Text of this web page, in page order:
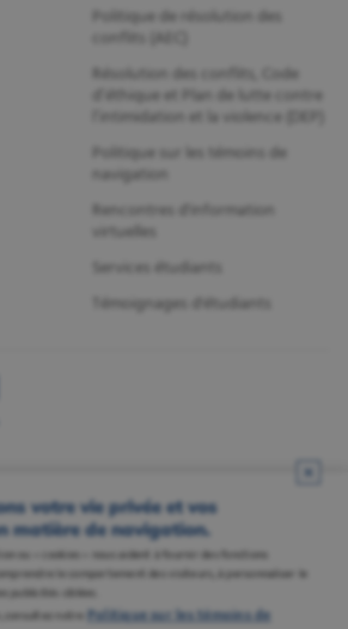
Politique de résolution des
conflits (AEC)
Résolution des conflits, Code
d’éthique et Plan de lutte contre
l’intimidation et la violence (DEP)
Politique sur les témoins de
navigation
Rencontres d'information
virtuelles
Services étudiants
Témoignages d'étudiants
votre vie privée et vos
matière de navigation.
ou « cookies » nous aident à fournir des fonctions
le comportement des visiteurs, à personnaliser le
publicités ciblées.
consultez notre Politique sur les témoins de